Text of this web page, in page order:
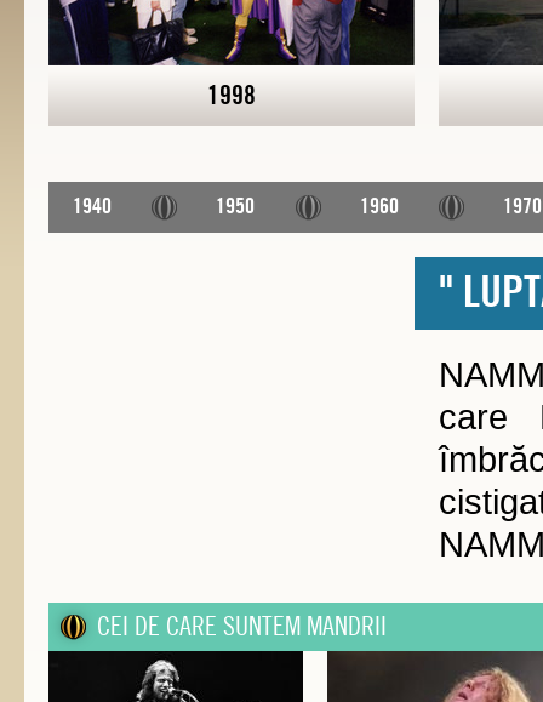
1998
1940 1950 1960 1970
"
care
CEI DE CARE SUNTEM MANDRII